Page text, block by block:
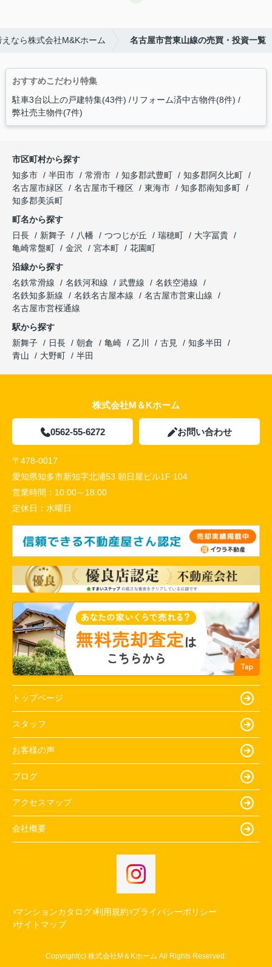
なら株式会社M&Kホーム 名古屋市営東山線の売買・投資一覧
おすすめこだわり特集
駐車3台以上の戸建特集(43件) リフォーム済中古物件(8件)
弊社売主物件(7件)
市区町村から探す
知多市
半田市 常滑市 知多郡武豊町
知多郡阿久比町
名古屋市緑区
名古屋市千種区 東海市
知多郡南知多町
知多郡美浜町
町名から探す
日長
新舞子 八幡 つつじが丘 瑞穂町
大字冨貴
亀崎常盤町
金沢 宮本町
花園町
沿線から探す
名鉄常滑線
名鉄河和線 武豊線
名鉄空港線
名鉄知多新線
名鉄名古屋本線
名古屋市営東山線
名古屋市営桜通線
駅から探す
新舞子
日長 朝倉 亀崎 乙川 古見
知多半田
青山
大野町 半田
株式会社M＆Kホーム
0562-55-6272 お問い合わせ
〒478-0017
愛知県知多市新知字北浦53 朝日屋ビル1F 104
営業時間： 10:00～18:00
定休日： 水曜日
トップページ
スタッフ
お客様の声
ブログ
アクセスマップ
会社概要
マンションカタログ 利用規約 プライバシーポリシー
サイトマップ
Copyright(c) 株式会社M＆Kホーム All Rights Reserved.